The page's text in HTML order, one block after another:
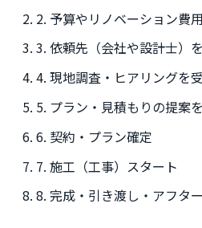
2. 予算やリノベーション費
3. 依頼先（会社や設計士）
4. 現地調査・ヒアリングを
5. プラン・見積もりの提案
6. 契約・プラン確定
7. 施工（工事）スタート
8. 完成・引き渡し・アフタ